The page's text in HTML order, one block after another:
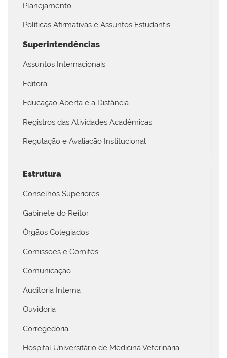
Planejamento
Políticas Afirmativas e Assuntos Estudantis
Superintendências
Assuntos Internacionais
Editora
Educação Aberta e a Distância
Registros das Atividades Acadêmicas
Regulação e Avaliação Institucional
Estrutura
Conselhos Superiores
Gabinete do Reitor
Órgãos Colegiados
Comissões e Comitês
Comunicação
Auditoria Interna
Ouvidoria
Corregedoria
Hospital Universitário de Medicina Veterinária